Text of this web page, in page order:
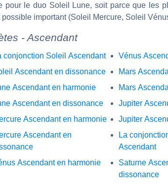
pour le duo Soleil Lune, soit parce que les
possible important (Soleil Mercure, Soleil
- Ascendant
conjonction Soleil Ascendant
Ascendant en dissonance
Ascendant en harmonie
Ascendant en dissonance
Ascendant en harmonie
Ascendant en
Ascendant en harmonie
Vénus
Mars
Mars
Jupiter
Jupiter
La
Ascendant
Saturne
dissonance